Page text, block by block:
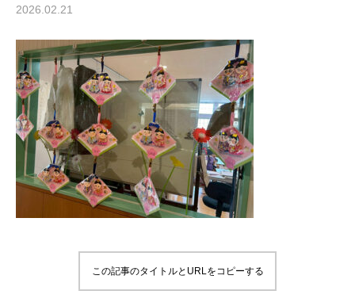
2026.02.21
この記事のタイトルとURLをコピーする